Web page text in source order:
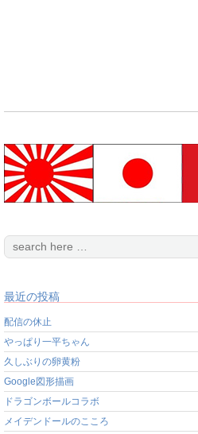
最近の投稿
配信の休止
やっぱり一平ちゃん
久しぶりの卵黄粉
Google図形描画
ドラゴンボールコラボ
メイデンドールのこころ